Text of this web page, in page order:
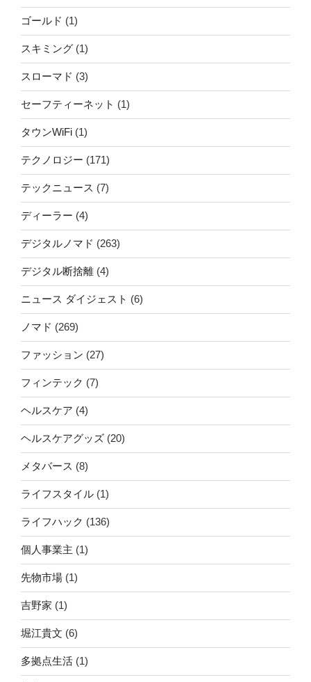
ゴールド (1)
スキミング (1)
スローマド (3)
セーフティーネット (1)
タウンWiFi (1)
テクノロジー (171)
テックニュース (7)
ディーラー (4)
デジタルノマド (263)
デジタル断捨離 (4)
ニュース ダイジェスト (6)
ノマド (269)
ファッション (27)
フィンテック (7)
ヘルスケア (4)
ヘルスケアグッズ (20)
メタバース (8)
ライフスタイル (1)
ライフハック (136)
個人事業主 (1)
先物市場 (1)
吉野家 (1)
堀江貴文 (6)
多拠点生活 (1)